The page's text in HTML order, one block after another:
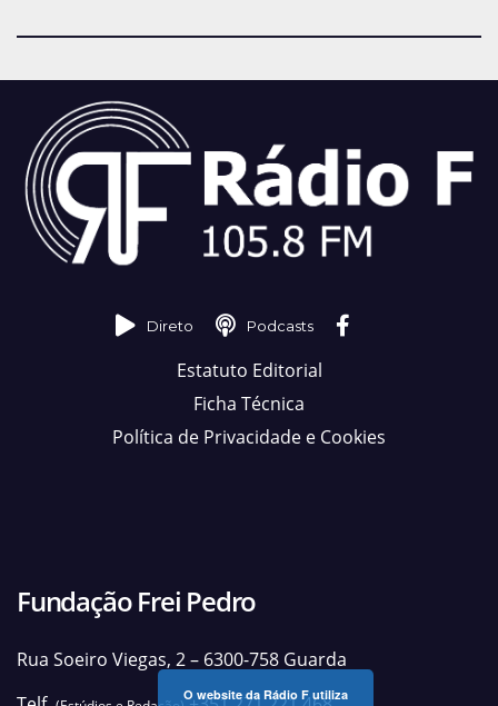
Direto Podcasts
Estatuto Editorial
Ficha Técnica
Política de Privacidade e Cookies
Fundação Frei Pedro
Rua Soeiro Viegas, 2 – 6300-758 Guarda
O website da Rádio F utiliza